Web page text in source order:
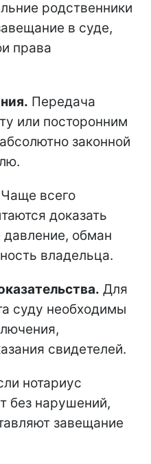
родственники
в суде,
права
Передача
или посторонним
законной
Чаще всего
доказать
давление, обман
владельца.
Для
суду необходимы
свидетелей.
нотариус
без нарушений,
завещание